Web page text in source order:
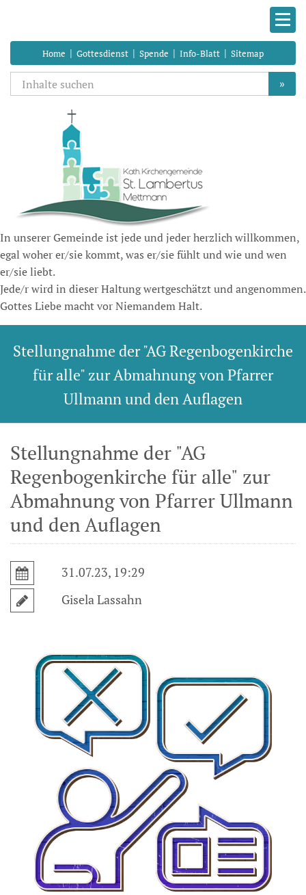
Home | Gottesdienst | Spende | Info-Blatt | Sitemap
»
In unserer Gemeinde ist jede und jeder herzlich willkommen,
egal woher er/sie kommt, was er/sie fühlt und wie und wen
er/sie liebt.
Jede/r wird in dieser Haltung wertgeschätzt und angenommen.
Gottes Liebe macht vor Niemandem Halt.
Stellungnahme der "AG Regenbogenkirche
für alle" zur Abmahnung von Pfarrer
Ullmann und den Auflagen
Stellungnahme der "AG
Regenbogenkirche für alle" zur
Abmahnung von Pfarrer Ullmann
und den Auflagen
31.07.23, 19:29
Gisela Lassahn